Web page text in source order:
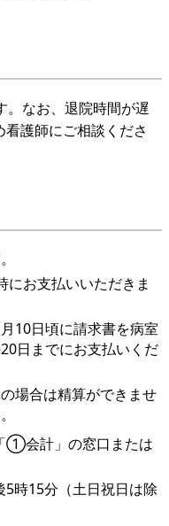
。なお、退院時間が遅
護師にご相談くださ
にお支払いいただきま
10日頃に請求書を病室
日までにお支払いくだ
場合は精算ができませ
。
①会計」の窓口または
時15分（土日祝日は除